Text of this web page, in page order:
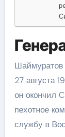
Шаймуратов
27 августа
он окончил
пехотное
службу в